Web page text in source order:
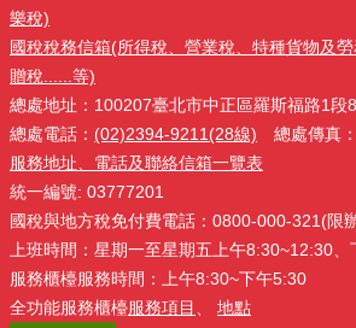
樂稅)
國稅稅務信箱(所得稅、營業稅、特種貨物及
贈稅......等)
總處地址：100207臺北市中正區羅斯福路1段
總處電話： (02)2394-9211(28線) 總處傳真
服務地址、電話及聯絡信箱一覽表
統一編號: 03777201
國稅與地方稅免付費電話：0800-000-321(限
上班時間：星期一至星期五上午8:30~12:30
服務櫃檯服務時間：上午8:30~下午5:30
全功能服務櫃檯服務項目 地點